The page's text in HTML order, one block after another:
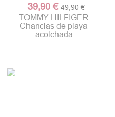
39,90 € 49,90 €
TOMMY HILFIGER
Chanclas de playa
acolchada